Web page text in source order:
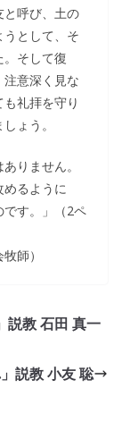
と呼び、土の
として、そ
そして復
意深く見な
礼拝を守り
ょう。
りません。
るように
です。」（2ペ
師）
説教 石田 真一
説教 小友 聡